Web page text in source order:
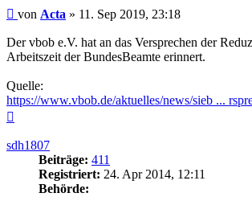
Beitrag
von Acta » 11. Sep 2019, 23:18
Der vbob e.V. hat an das Versprechen der
Arbeitszeit der BundesBeamte erinnert.
Quelle:
https://www.vbob.de/aktuelles/news/sieb ...
sdh1807
Beiträge: 411
Registriert: 24. Apr 2014, 12:11
Behörde: